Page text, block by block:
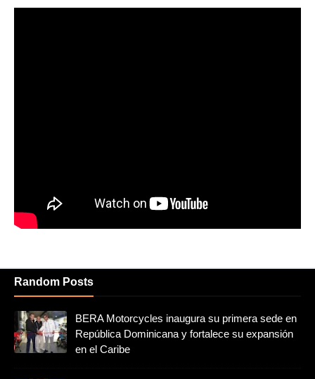
Random Posts
BERA Motorcycles inaugura su primera sede en
República Dominicana y fortalece su expansión
en el Caribe